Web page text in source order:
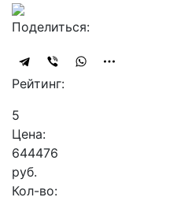
Поделиться:
Рейтинг:
5
Цена:
644476
руб.
Кол-во: